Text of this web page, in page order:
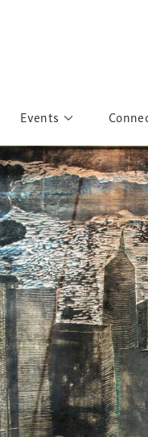
Events
Past Events
Past Exhibitions
School Outreach